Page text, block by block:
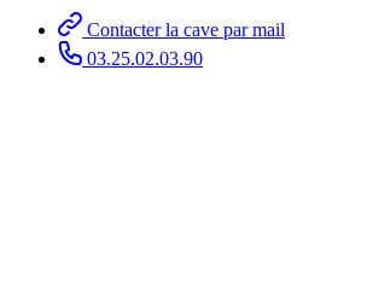
Contacter la cave par mail
03.25.02.03.90